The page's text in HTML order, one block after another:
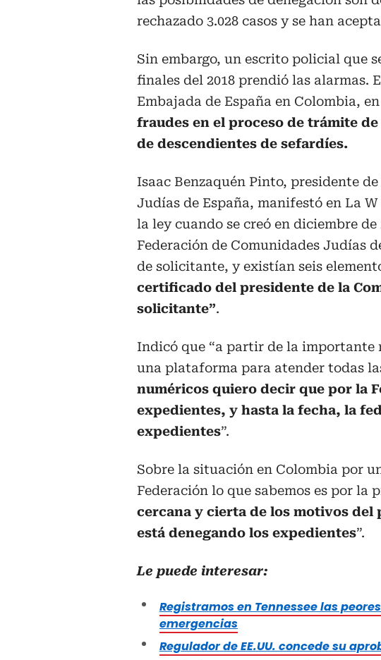
rechazado 3.028 casos y se han
Sin embargo, un escrito policial que
finales del 2018 prendió las alarmas.
Embajada de España en Colombia,
fraudes en el proceso de trámite
de descendientes de sefardíes.
Isaac Benzaquén Pinto, presidente
Judías de España, manifestó en La
la ley cuando se creó en diciembre
Federación de Comunidades Judías
de solicitante, y existían seis
certificado del presidente de la
solicitante”.
Indicó que “a partir de la importante
una plataforma para atender todas
numéricos quiero decir que por la
expedientes, y hasta la fecha, la
expedientes”.
Sobre la situación en Colombia por
Federación lo que sabemos es por la
cercana y cierta de los motivos
está denegando los expedientes”.
Le puede interesar:
Registramos en Tennessee las
emergencias
Regulador de EE.UU. concede su